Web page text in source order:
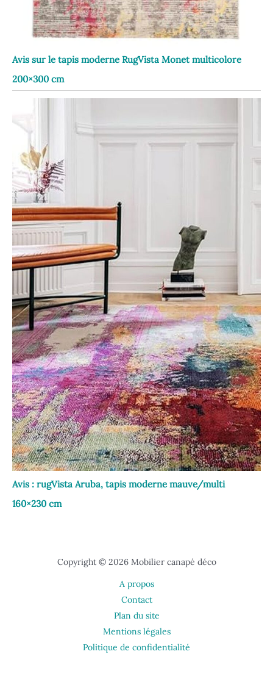
Avis sur le tapis moderne RugVista Monet multicolore
200×300 cm
Avis : rugVista Aruba, tapis moderne mauve/multi
160×230 cm
Copyright © 2026 Mobilier canapé déco
A propos
Contact
Plan du site
Mentions légales
Politique de confidentialité